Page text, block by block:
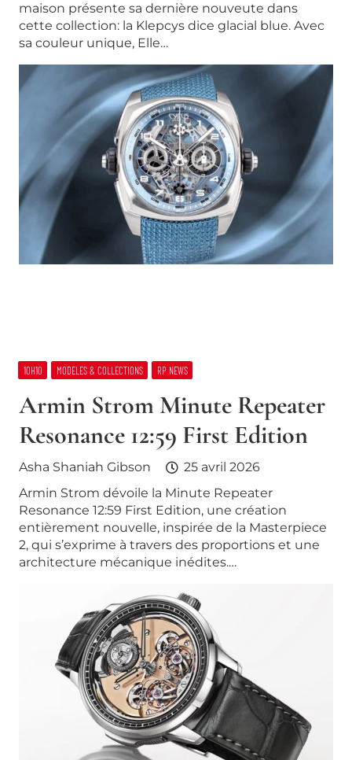
maison présente sa dernière nouveute dans
cette collection: la Klepcys dice glacial blue. Avec
sa couleur unique, Elle…
10H10 MODELES & COLLECTIONS RP NEWS
Armin Strom Minute Repeater
Resonance 12:59 First Edition
Asha Shaniah Gibson
25 avril 2026
Armin Strom dévoile la Minute Repeater
Resonance 12:59 First Edition, une création
entièrement nouvelle, inspirée de la Masterpiece
2, qui s’exprime à travers des proportions et une
architecture mécanique inédites.…